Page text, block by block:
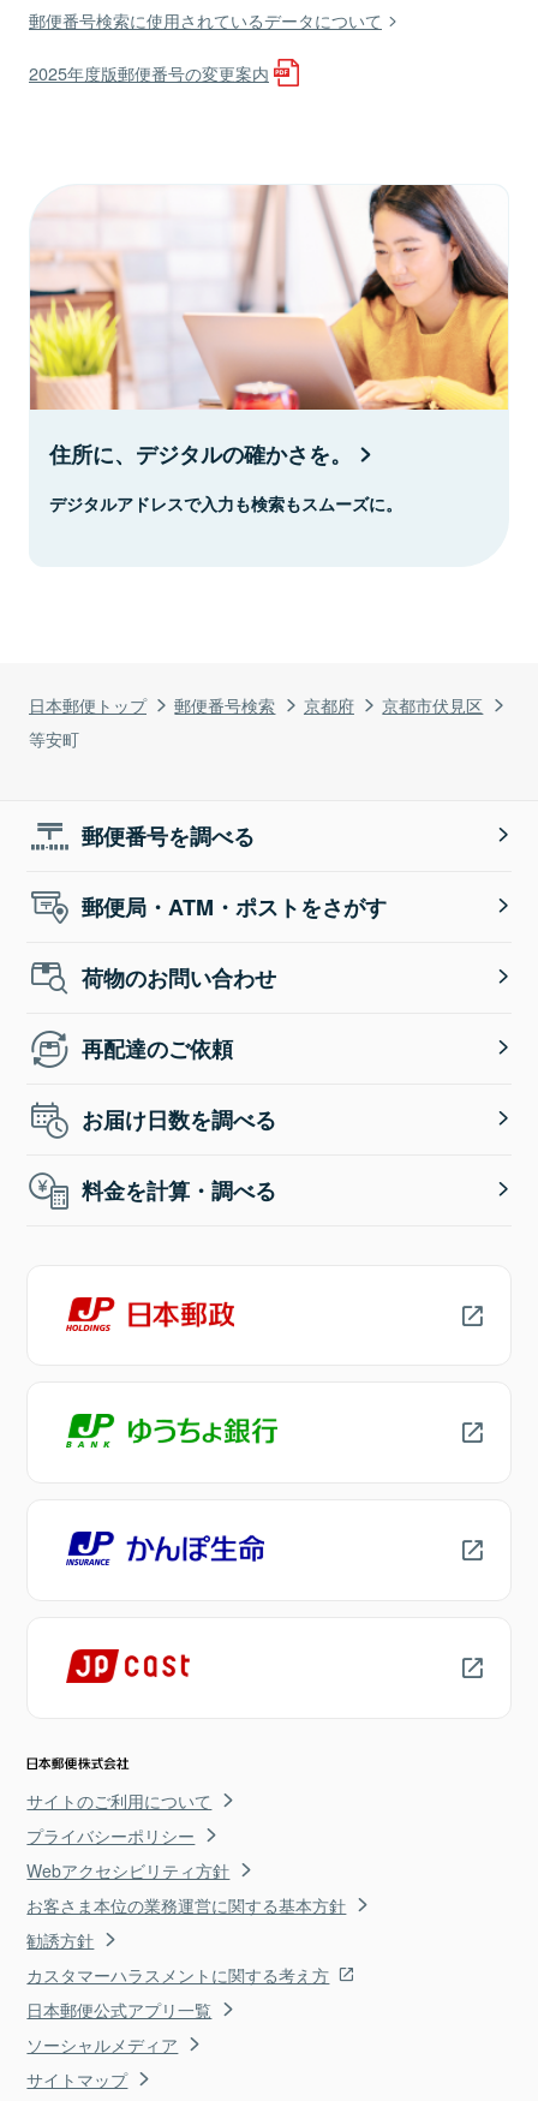
日本郵便トップ 郵便番号検索 京都府
京都市伏見区
等安町
郵便番号検索に使用されているデータについて
2025年度版郵便番号の変更案内
住所に、デジタルの確かさを。
デジタルアドレスで入力も検索もスムーズに。
郵便番号を調べる
郵便局・ATM・ポストをさがす
荷物のお問い合わせ
再配達のご依頼
お届け日数を調べる
料金を計算・調べる
サイトのご利用について
プライバシーポリシー
Webアクセシビリティ方針
お客さま本位の業務運営に関する基本方針
勧誘方針
カスタマーハラスメントに関する考え方
日本郵便公式アプリ一覧
ソーシャルメディア
サイトマップ